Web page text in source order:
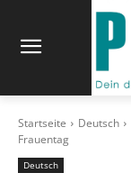
Startseite Deutsch
Frauentag
Deutsch